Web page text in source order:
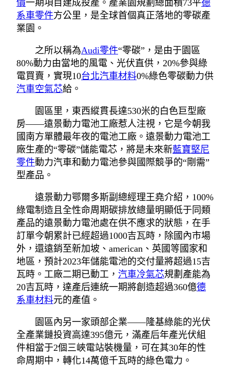
價一期項目建成投產。產業園規劃總面積73平德
系車零件方公里，是全球首個真正落地的零碳產
業園。
之所以稱為Audi零件“零碳”，是由于園區
80%動力由當地的風電、光伏直供，20%參與綠
電買賣，實現10台北汽車材料0%綠色零碳動力供
汽車空氣芯給。
園區里，東西縱貫長達530米的白色巨型廠
房——遠景動力電池工廠惹人注視，它是今朝我
國南方單體最年夜的電池工廠。遠景動力電池工
廠生產的“零碳”儲能電芯，將是未來新藍寶堅尼
零件動力汽車和動力電池參與國際競爭的“剛需”
型產品。
遠景動力鄂爾多斯副總經理王堯介紹，100%
綠電制造且全性命周期碳排放總量明顯低于同類
產品的遠景動力電池處在供不應求的狀態，在手
訂單今朝累計已經超過1000吉瓦時，除國內市場
外，還遠銷至新加坡、american、英國等國家和
地區，預計2023年儲能電池的交付量將超過15吉
瓦時。工廠二期已動工， 汽車冷氣芯規劃產能為
20吉瓦時，達產后連統一期將創造超過360億德
系車材料元的產值。
園區內另一家頭部企業——隆基綠能的光伏
全產業鏈投資高達395億元，滿產后年產光伏組
件相當于2個三峽電站裝機量，可在其30年的性
命周期中，轉化14萬億千瓦時的綠色電力。